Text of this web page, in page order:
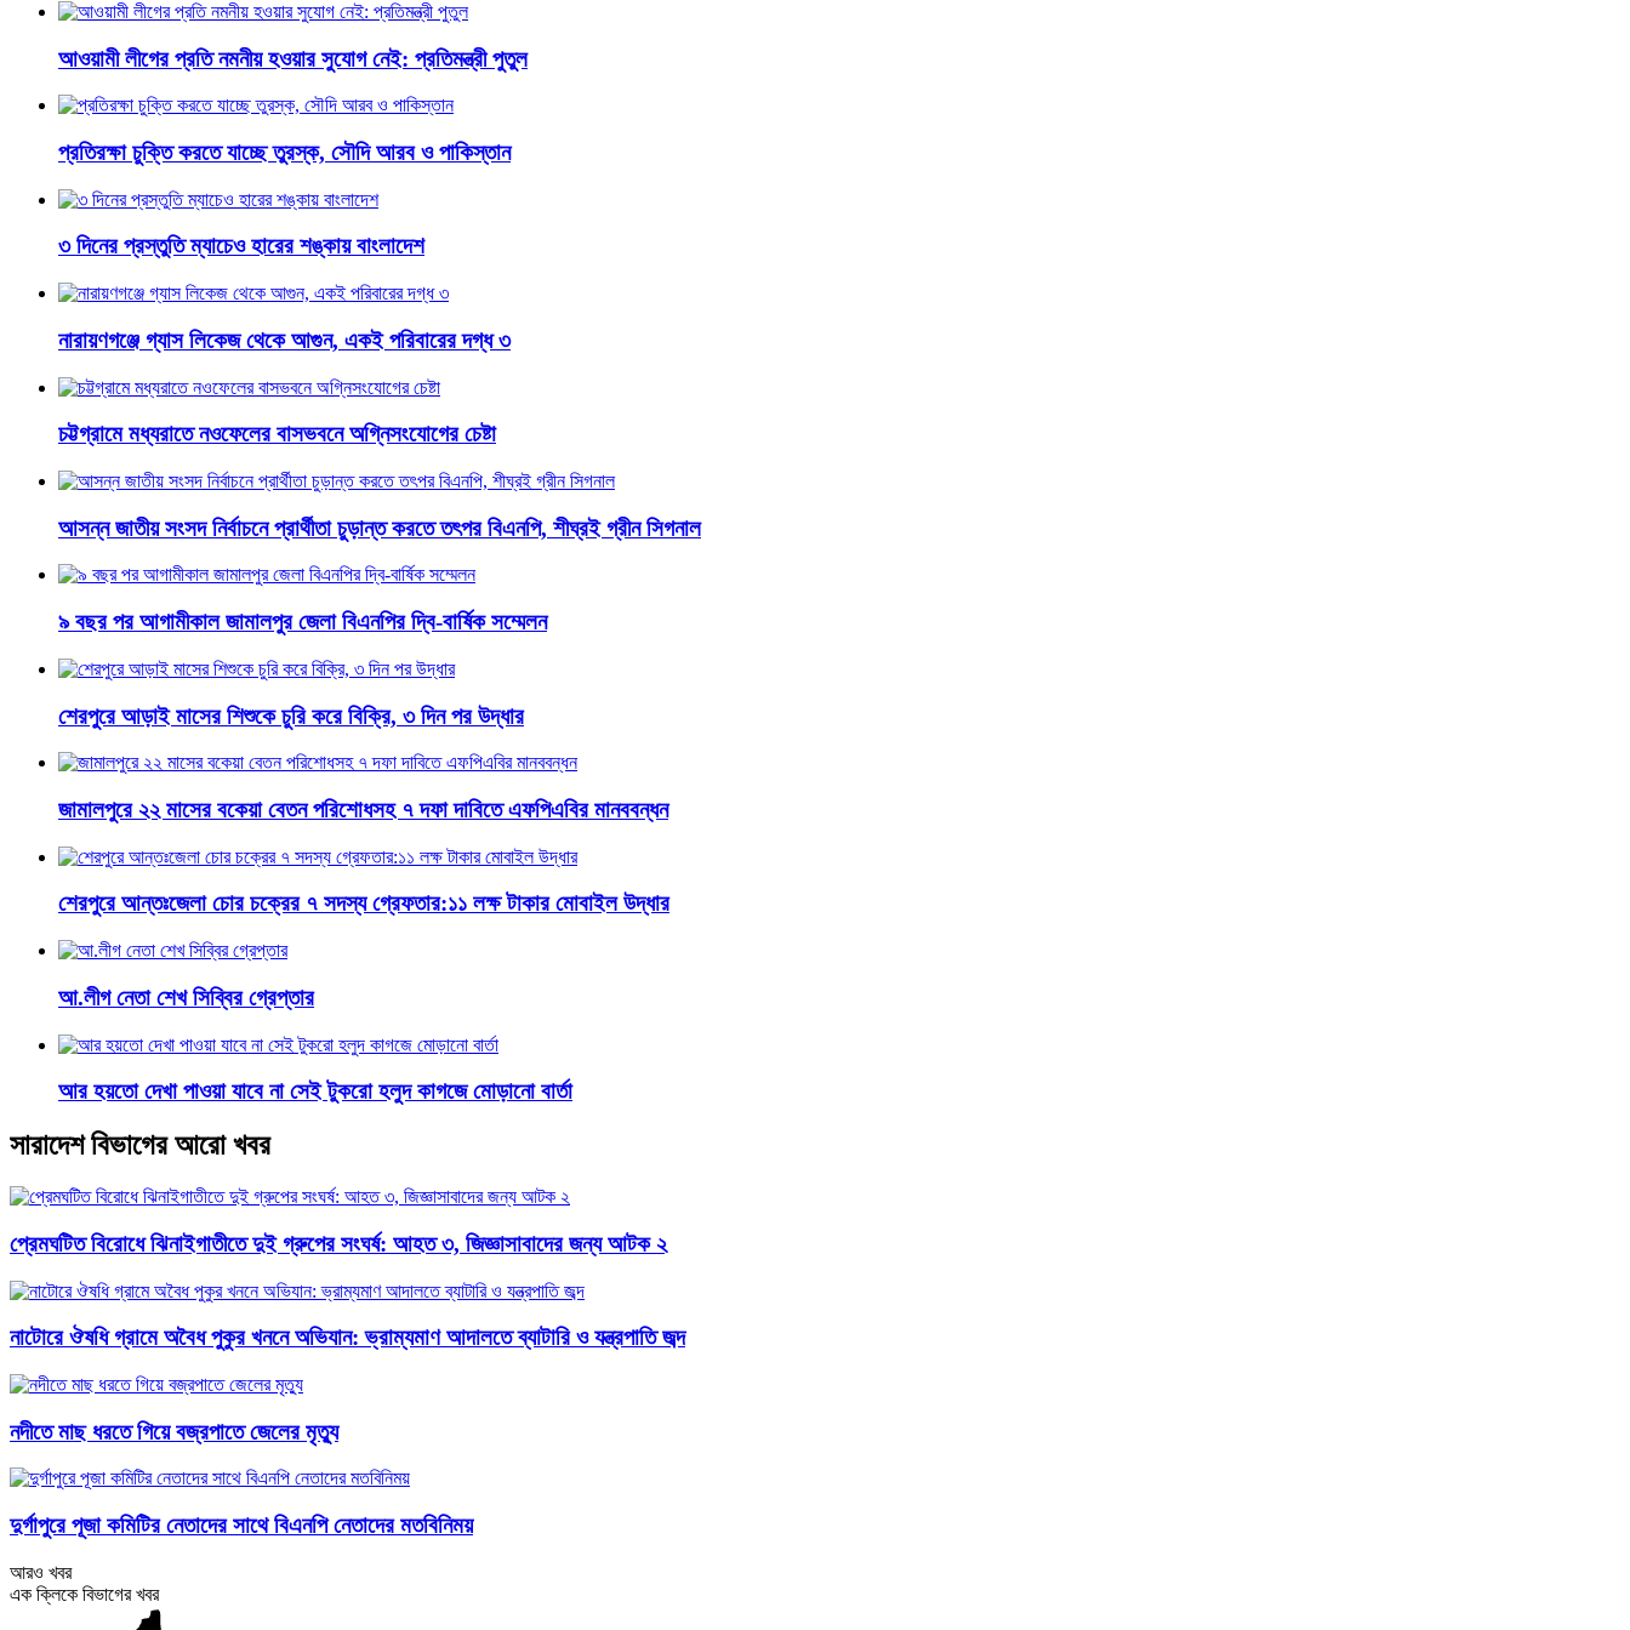
আওয়ামী লীগের প্রতি নমনীয় হওয়ার সুযোগ নেই: প্রতিমন্ত্রী পুতুল
প্রতিরক্ষা চুক্তি করতে যাচ্ছে তুরস্ক, সৌদি আরব ও পাকিস্তান
৩ দিনের প্রস্তুতি ম্যাচেও হারের শঙ্কায় বাংলাদেশ
নারায়ণগঞ্জে গ্যাস লিকেজ থেকে আগুন, একই পরিবারের দগ্ধ ৩
চট্টগ্রামে মধ্যরাতে নওফেলের বাসভবনে অগ্নিসংযোগের চেষ্টা
আসন্ন জাতীয় সংসদ নির্বাচনে প্রার্থীতা চুড়ান্ত করতে তৎপর বিএনপি, শীঘ্রই গ্রীন সিগনাল
৯ বছর পর আগামীকাল জামালপুর জেলা বিএনপির দ্বি-বার্ষিক সম্মেলন
শেরপুরে আড়াই মাসের শিশুকে চুরি করে বিক্রি, ৩ দিন পর উদ্ধার
জামালপুরে ২২ মাসের বকেয়া বেতন পরিশোধসহ ৭ দফা দাবিতে এফপিএবির মানববন্ধন
শেরপুরে আন্তঃজেলা চোর চক্রের ৭ সদস্য গ্রেফতার:১১ লক্ষ টাকার মোবাইল উদ্ধার
আ.লীগ নেতা শেখ সিব্বির গ্রেপ্তার
আর হয়তো দেখা পাওয়া যাবে না সেই টুকরো হলুদ কাগজে মোড়ানো বার্তা
সারাদেশ বিভাগের আরো খবর
প্রেমঘটিত বিরোধে ঝিনাইগাতীতে দুই গ্রুপের সংঘর্ষ: আহত ৩, জিজ্ঞাসাবাদের জন্য আটক ২
নাটোরে ঔষধি গ্রামে অবৈধ পুকুর খননে অভিযান: ভ্রাম্যমাণ আদালতে ব্যাটারি ও যন্ত্রপাতি জব্দ
নদীতে মাছ ধরতে গিয়ে বজ্রপাতে জেলের মৃত্যু
দুর্গাপুরে পূজা কমিটির নেতাদের সাথে বিএনপি নেতাদের মতবিনিময়
আরও খবর
এক ক্লিকে বিভাগের খবর